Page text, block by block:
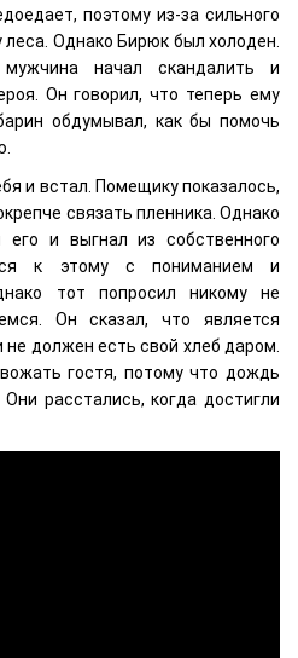
поэтому из-за сильного
Однако Бирюк был холоден.
начал скандалить и
Он говорил, что теперь ему
обдумывал, как бы помочь
и встал. Помещику показалось,
связать пленника. Однако
его и выгнал из собственного
к этому с пониманием и
тот попросил никому не
Он сказал, что является
должен есть свой хлеб даром.
гостя, потому что дождь
расстались, когда достигли